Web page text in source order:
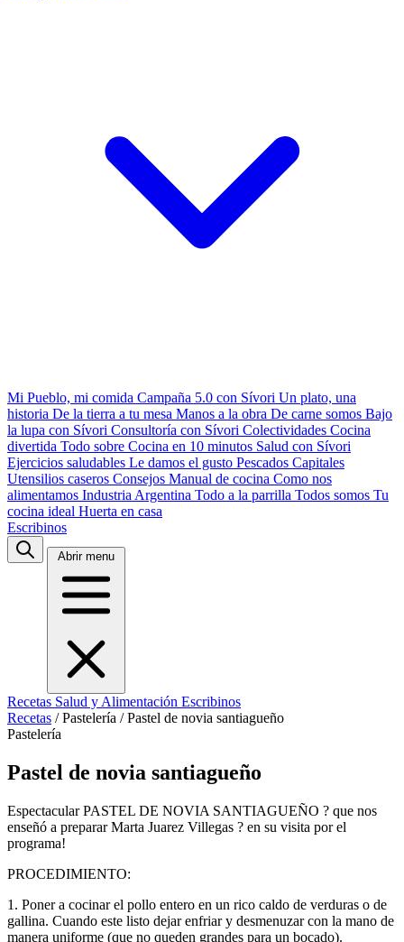
Mi Pueblo, mi comida Campaña 5.0 con Sívori Un plato, una
historia De la tierra a tu mesa Manos a la obra De carne somos Bajo
la lupa con Sívori Consultoría con Sívori Colectividades Cocina
divertida Todo sobre Cocina en 10 minutos Salud con Sívori
Ejercicios saludables Le damos el gusto Pescados Capitales
Utensilios caseros Consejos Manual de cocina Como nos
alimentamos Industria Argentina Todo a la parrilla Todos somos Tu
cocina ideal Huerta en casa
Escribinos
Abrir menu
Recetas Salud y Alimentación Escribinos
Recetas / Pastelería / Pastel de novia santiagueño
Pastelería
Pastel de novia santiagueño
Espectacular PASTEL DE NOVIA SANTIAGUEÑO ? que nos
enseñó a preparar Marta Juarez Villegas ? en su visita por el
programa!
PROCEDIMIENTO:
1. Poner a cocinar el pollo entero en un rico caldo de verduras o de
gallina. Cuando este listo dejar enfriar y desmenuzar con la mano de
manera uniforme (que no queden grandes para un bocado).